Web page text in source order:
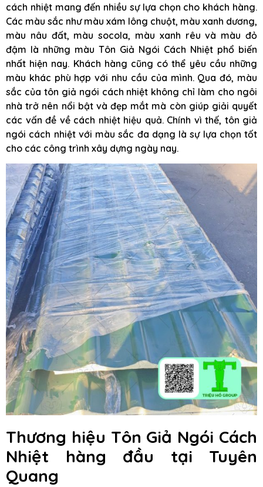
cách nhiệt mang đến nhiều sự lựa chọn cho khách hàng.
Các màu sắc như màu xám lông chuột, màu xanh dương,
màu nâu đất, màu socola, màu xanh rêu và màu đỏ
đậm là những màu Tôn Giả Ngói Cách Nhiệt phổ biến
nhất hiện nay. Khách hàng cũng có thể yêu cầu những
màu khác phù hợp với nhu cầu của mình. Qua đó, màu
sắc của tôn giả ngói cách nhiệt không chỉ làm cho ngôi
nhà trở nên nổi bật và đẹp mắt mà còn giúp giải quyết
các vấn đề về cách nhiệt hiệu quả. Chính vì thế, tôn giả
ngói cách nhiệt với màu sắc đa dạng là sự lựa chọn tốt
cho các công trình xây dựng ngày nay.
Thương hiệu Tôn Giả Ngói Cách
Nhiệt hàng đầu tại Tuyên
Quang